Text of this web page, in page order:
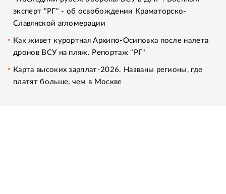
эксперт "РГ" - об освобождении Краматорско-
Славянской агломерации
Как живет курортная Архипо-Осиповка после налета
дронов ВСУ на пляж. Репортаж "РГ"
Карта высоких зарплат-2026. Названы регионы, где
платят больше, чем в Москве